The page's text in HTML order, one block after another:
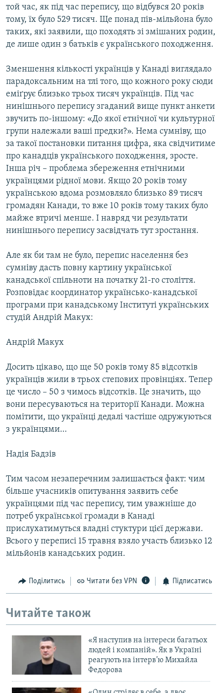
Усі сайти RFE/RL
той час, як під час перепису, що відбувся 20 років
тому, їх було 529 тисяч. Ще понад пів-мільйона було
таких, які заявили, що походять зі змішаних родин,
де лише один з батьків є українського походження.
Зменшення кількості українців у Канаді виглядало
парадоксальним на тлі того, що кожного року сюди
еміґрує близько трьох тисяч українців. Під час
нинішнього перепису згаданий вище пункт анкети
звучить по-іншому: «До якої етнічної чи культурної
групи належали ваші предки?». Нема сумніву, що
за такої постановки питання цифра, яка свідчитиме
про канадців українського походження, зросте.
Інша річ – проблема збереження етнічними
українцями рідної мови. Якщо 20 років тому
українською вдома розмовляло близько 89 тисяч
громадян Канади, то вже 10 років тому таких було
майже втричі менше. І навряд чи результати
нинішнього перепису засвідчать тут зростання.
Але як би там не було, перепис населення без
сумніву дасть повну картину української
канадської спільноти на початку 21-го століття.
Розповідає координатор українсько-канадської
програми при канадському Інституті українських
студій Андрій Макух:
Андрій Макух
Досить цікаво, що ще 50 років тому 85 відсотків
українців жили в трьох степових провінціях. Тепер
це число – 50 з чимось відсотків. Це значить, що
вони пересуваються на території Канади. Можна
помітити, що українці дедалі частіше одружуються
з українцями…
Надія Бадзів
Тим часом незаперечним залишається факт: чим
більше учасників опитування заявить себе
українцями під час перепису, тим уважніше до
потреб української громади в Канаді
прислухатимуться владні стуктури цієї держави.
Всього у переписі 15 травня взяло участь близько 12
мільйонів канадських родин.
Поділитись Читати без VPN Підписатись
Читайте також
«Я наступив на інтереси багатьох
людей і компаній». Як в Україні
реагують на інтерв’ю Михайла
Федорова